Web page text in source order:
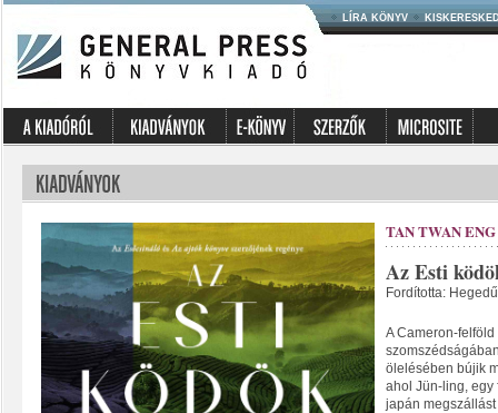
LÍRA KÖNYV
TAN TWAN ENG
Az Esti
Fordította:
A Cameron-
ölelésében bújik
ahol Jün-ling, egy
japán